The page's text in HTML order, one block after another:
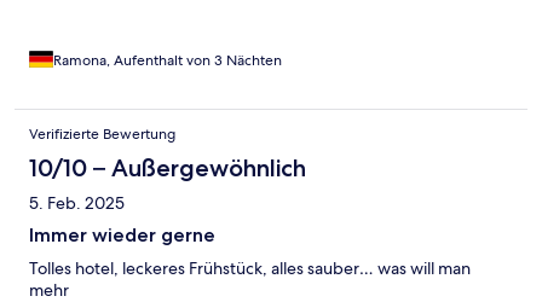
Ramona, Aufenthalt von 3 Nächten
Verifizierte Bewertung
10/10 – Außergewöhnlich
5. Feb. 2025
Immer wieder gerne
Tolles hotel, leckeres Frühstück, alles sauber… was will man
mehr